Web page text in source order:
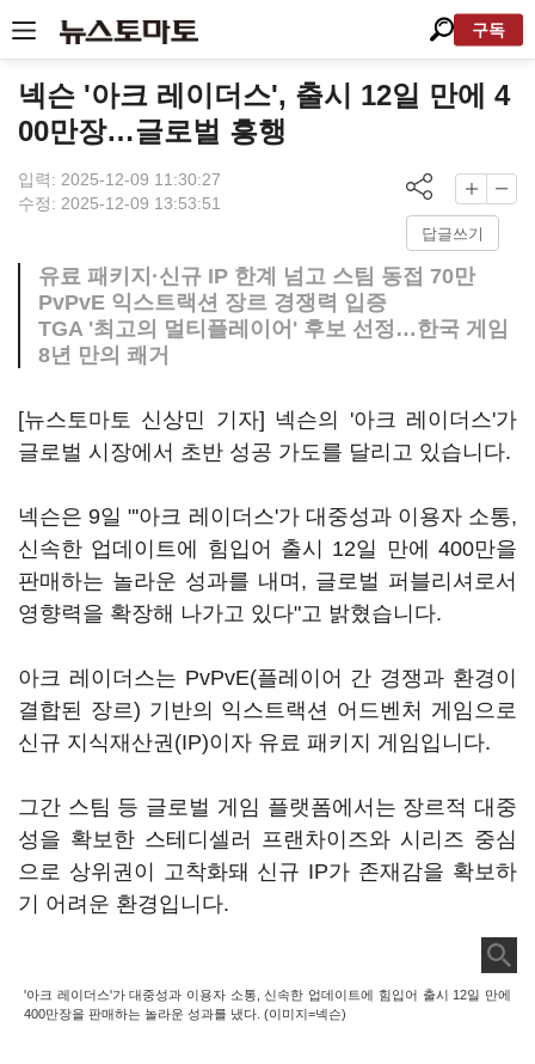
구독
넥슨 '아크 레이더스', 출시 12일 만에 4
00만장…글로벌 흥행
입력: 2025-12-09 11:30:27
수정: 2025-12-09 13:53:51
답글쓰기
유료 패키지·신규 IP 한계 넘고 스팀 동접 70만
PvPvE 익스트랙션 장르 경쟁력 입증
TGA '최고의 멀티플레이어' 후보 선정…한국 게임
8년 만의 쾌거
[뉴스토마토 신상민 기자] 넥슨의 '아크 레이더스'가
글로벌 시장에서 초반 성공 가도를 달리고 있습니다.
넥슨은 9일 "'아크 레이더스'가 대중성과 이용자 소통,
신속한 업데이트에 힘입어 출시 12일 만에 400만을
판매하는 놀라운 성과를 내며, 글로벌 퍼블리셔로서
영향력을 확장해 나가고 있다"고 밝혔습니다.
아크 레이더스는 PvPvE(플레이어 간 경쟁과 환경이
결합된 장르) 기반의 익스트랙션 어드벤처 게임으로
신규 지식재산권(IP)이자 유료 패키지 게임입니다.
그간 스팀 등 글로벌 게임 플랫폼에서는 장르적 대중
성을 확보한 스테디셀러 프랜차이즈와 시리즈 중심
으로 상위권이 고착화돼 신규 IP가 존재감을 확보하
기 어려운 환경입니다.
'아크 레이더스'가 대중성과 이용자 소통, 신속한 업데이트에 힘입어 출시 12일 만에
400만장을 판매하는 놀라운 성과를 냈다. (이미지=넥슨)